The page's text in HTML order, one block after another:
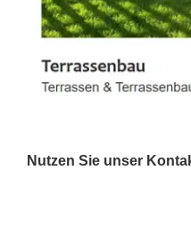
Nutzen Sie unser